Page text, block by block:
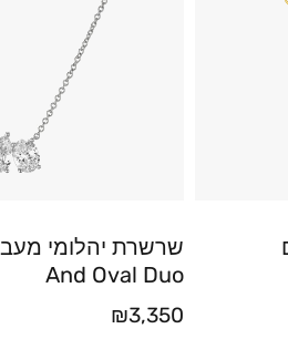
And Oval Duo
₪3,350